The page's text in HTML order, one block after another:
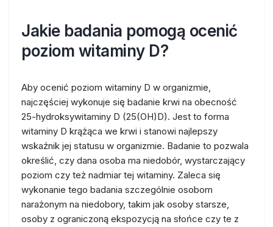
Jakie badania pomogą ocenić
poziom witaminy D?
Aby ocenić poziom witaminy D w organizmie,
najczęściej wykonuje się badanie krwi na obecność
25-hydroksywitaminy D (25(OH)D). Jest to forma
witaminy D krążąca we krwi i stanowi najlepszy
wskaźnik jej statusu w organizmie. Badanie to pozwala
określić, czy dana osoba ma niedobór, wystarczający
poziom czy też nadmiar tej witaminy. Zaleca się
wykonanie tego badania szczególnie osobom
narażonym na niedobory, takim jak osoby starsze,
osoby z ograniczoną ekspozycją na słońce czy te z